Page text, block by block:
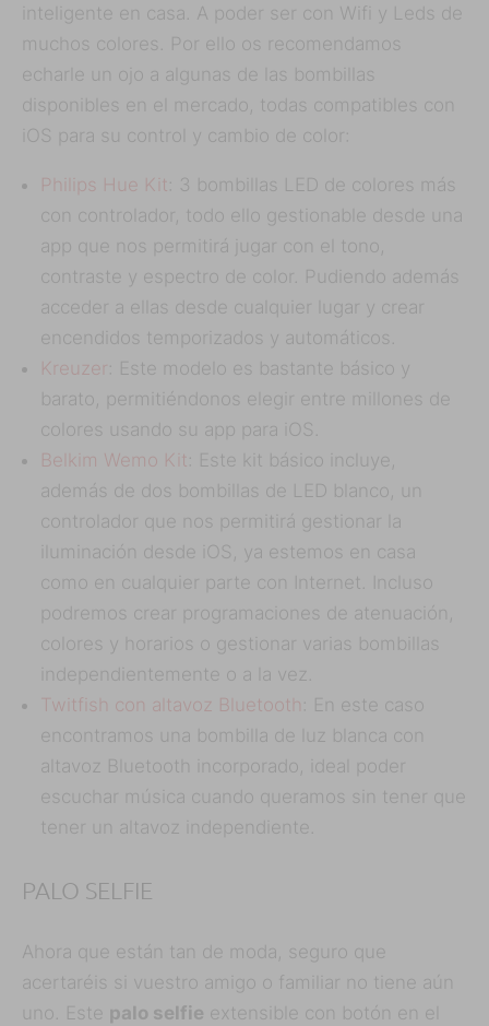
inteligente en casa. A poder ser con Wifi y Leds de
muchos colores. Por ello os recomendamos
echarle un ojo a algunas de las bombillas
disponibles en el mercado, todas compatibles con
iOS para su control y cambio de color:
Philips Hue Kit: 3 bombillas LED de colores más
con controlador, todo ello gestionable desde una
app que nos permitirá jugar con el tono,
contraste y espectro de color. Pudiendo además
acceder a ellas desde cualquier lugar y crear
encendidos temporizados y automáticos.
Kreuzer : Este modelo es bastante básico y
barato, permitiéndonos elegir entre millones de
colores usando su app para iOS.
Belkim Wemo Kit: Este kit básico incluye,
además de dos bombillas de LED blanco, un
controlador que nos permitirá gestionar la
iluminación desde iOS, ya estemos en casa
como en cualquier parte con Internet. Incluso
podremos crear programaciones de atenuación,
colores y horarios o gestionar varias bombillas
independientemente o a la vez.
Twitfish con altavoz Bluetooth : En este caso
encontramos una bombilla de luz blanca con
altavoz Bluetooth incorporado, ideal poder
escuchar música cuando queramos sin tener que
tener un altavoz independiente.
PALO SELFIE
Ahora que están tan de moda, seguro que
acertaréis si vuestro amigo o familiar no tiene aún
uno. Este palo selfie extensible con botón en el